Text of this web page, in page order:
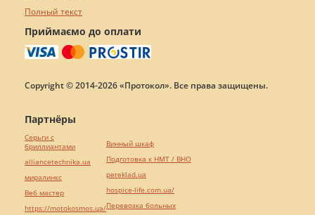
Полный текст
Приймаємо до оплати
Copyright © 2014-2026 «Протокол». Все права защищены.
Партнёры
Серьги с
бриллиантами
alliancetechnika.ua
миралинкс
Веб мастер
https://motokosmos.ua/
Винный шкаф
Подготовка к НМТ / ВНО
pereklad.ua
hospice-life.com.ua/
Перевозка больных